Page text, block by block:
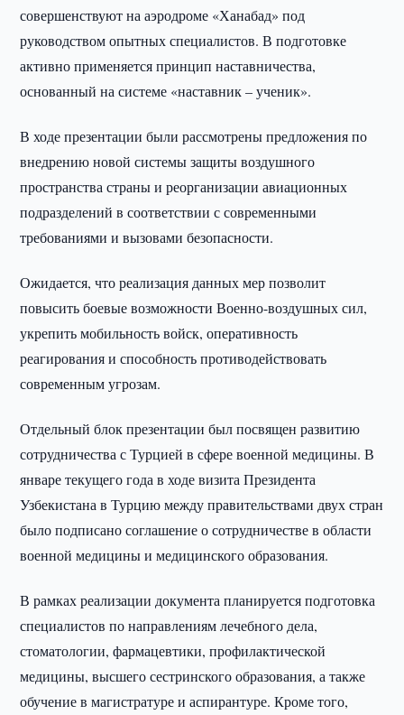
совершенствуют на аэродроме «Ханабад» под
руководством опытных специалистов. В подготовке
активно применяется принцип наставничества,
основанный на системе «наставник – ученик».
В ходе презентации были рассмотрены предложения по
внедрению новой системы защиты воздушного
пространства страны и реорганизации авиационных
подразделений в соответствии с современными
требованиями и вызовами безопасности.
Ожидается, что реализация данных мер позволит
повысить боевые возможности Военно-воздушных сил,
укрепить мобильность войск, оперативность
реагирования и способность противодействовать
современным угрозам.
Отдельный блок презентации был посвящен развитию
сотрудничества с Турцией в сфере военной медицины. В
январе текущего года в ходе визита Президента
Узбекистана в Турцию между правительствами двух стран
было подписано соглашение о сотрудничестве в области
военной медицины и медицинского образования.
В рамках реализации документа планируется подготовка
специалистов по направлениям лечебного дела,
стоматологии, фармацевтики, профилактической
медицины, высшего сестринского образования, а также
обучение в магистратуре и аспирантуре. Кроме того,